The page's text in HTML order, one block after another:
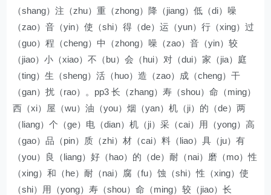
（shang）注（zhu）重（zhong）降（jiang）低（di）噪
（zao）音（yin）使（shi）得（de）运（yun）行（xing）过
（guo）程（cheng）中（zhong）噪（zao）音（yin）较
（jiao）小（xiao）不（bu）会（hui）对（dui）家（jia）庭
（ting）生（sheng）活（huo）造（zao）成（cheng）干
（gan）扰（rao）。pp3 长（zhang）寿（shou）命（ming）
西（xi）屋（wu）油（you）烟（yan）机（ji）的（de）两
（liang）个（ge）电（dian）机（ji）采（cai）用（yong）高
（gao）品（pin）质（zhi）材（cai）料（liao）具（ju）有
（you）良（liang）好（hao）的（de）耐（nai）磨（mo）性
（xing）和（he）耐（nai）腐（fu）蚀（shi）性（xing）使
（shi）用（yong）寿（shou）命（ming）较（jiao）长